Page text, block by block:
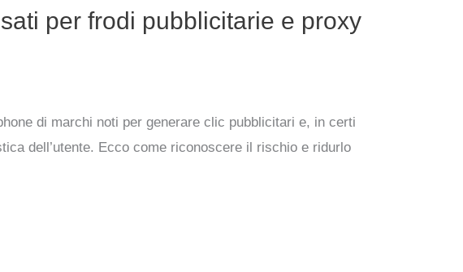
per frodi pubblicitarie e proxy
di marchi noti per generare clic pubblicitari e, in certi
dell’utente. Ecco come riconoscere il rischio e ridurlo